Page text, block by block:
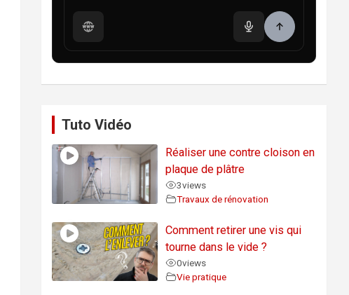
Tuto Vidéo
Réaliser une contre cloison en
plaque de plâtre
3views
Travaux de rénovation
Comment retirer une vis qui
tourne dans le vide ?
0views
Vie pratique